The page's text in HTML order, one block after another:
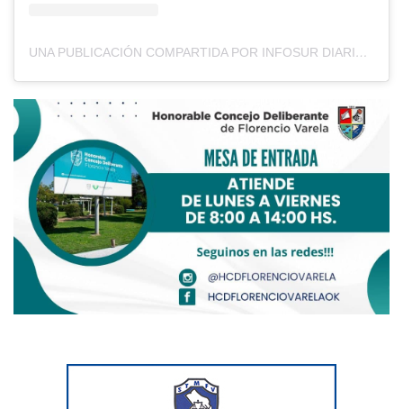
UNA PUBLICACIÓN COMPARTIDA POR INFOSUR DIARIO (@DIARIOINFOSUR)